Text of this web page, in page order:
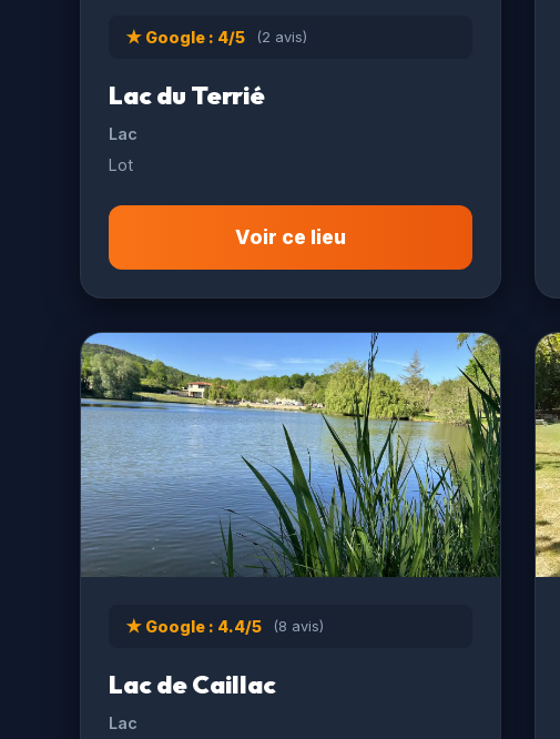
★ Google : 4/5 (2 avis)
Lac du Terrié
Lac
Lot
Voir ce lieu
★ Google : 4.4/5 (8 avis)
Lac de Caillac
Lac